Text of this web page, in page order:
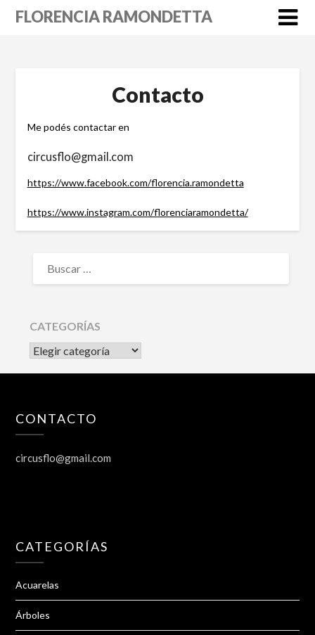
SkipFLORENCIA RAMONDETTA
Contacto
Me podés contactar en
circusflo@gmail.com
https://www.facebook.com/florencia.ramondetta
https://www.instagram.com/florenciaramondetta/
CATEGORÍAS
CATEGORÍAS
CONTACTO
circusflo@gmail.com
CATEGORÍAS
Acuarelas
Árboles